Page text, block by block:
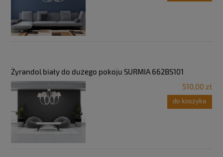
Żyrandol biały do dużego pokoju SURMIA 662BS101
510,00 zł
do koszyka